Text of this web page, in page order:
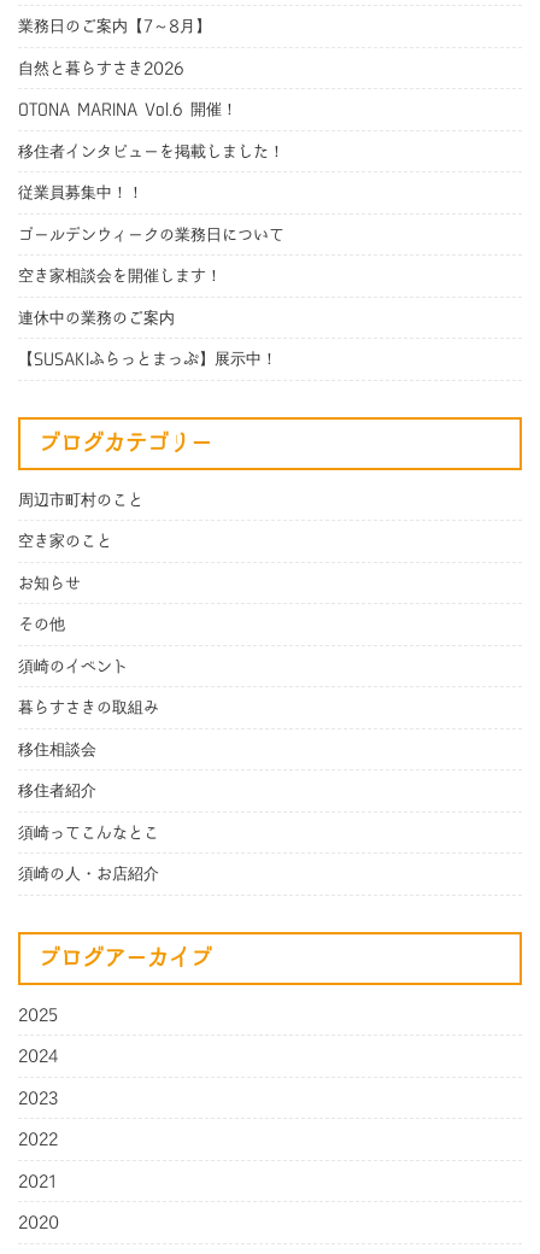
業務日のご案内【7～8月】
自然と暮らすさき2026
OTONA MARINA Vol.6 開催！
移住者インタビューを掲載しました！
従業員募集中！！
ゴールデンウィークの業務日について
空き家相談会を開催します！
連休中の業務のご案内
【SUSAKIふらっとまっぷ】展示中！
ブログカテゴリー
周辺市町村のこと
空き家のこと
お知らせ
その他
須崎のイベント
暮らすさきの取組み
移住相談会
移住者紹介
須崎ってこんなとこ
須崎の人・お店紹介
ブログアーカイブ
2025
2024
2023
2022
2021
2020